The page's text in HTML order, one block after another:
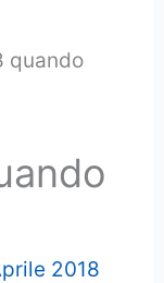
quando
2018